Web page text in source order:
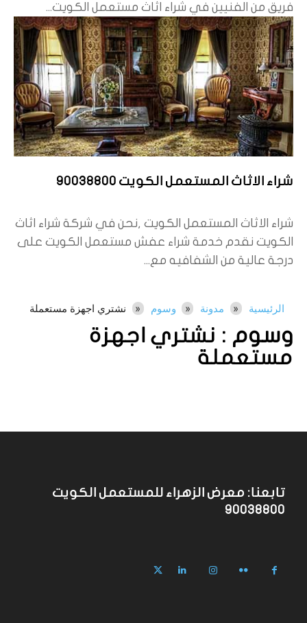
وسوم : نشتري اجهزة
مستعملة
الرئيسية مدونة وسوم نشتري اجهزة مستعملة
فريق من الفنيين في شراء اثاث مستعمل الكويت...
شراء الاثاث المستعمل الكويت 90038800
شراء الاثاث المستعمل الكويت ,نحن في شركة شراء اثاث
الكويت نقدم خدمة شراء عفش مستعمل الكويت على
درجة عالية من الشفافيه مع...
تابعنا: معرض الزهراء للمستعمل الكويت
90038800